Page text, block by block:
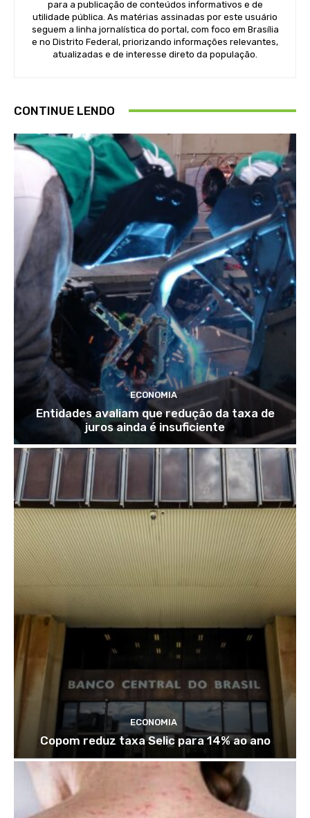
para a publicação de conteúdos informativos e de
utilidade pública. As matérias assinadas por este usuário
seguem a linha jornalística do portal, com foco em Brasília
e no Distrito Federal, priorizando informações relevantes,
atualizadas e de interesse direto da população.
CONTINUE LENDO
ECONOMIA
Entidades avaliam que redução da taxa de
juros ainda é insuficiente
ECONOMIA
Copom reduz taxa Selic para 14% ao ano